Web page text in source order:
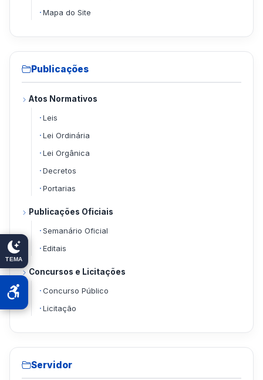
TEMA
Mapa do Site
Publicações
Atos Normativos
Leis
Lei Ordinária
Lei Orgânica
Decretos
Portarias
Publicações Oficiais
Semanário Oficial
Editais
Concursos e Licitações
Concurso Público
Licitação
Servidor